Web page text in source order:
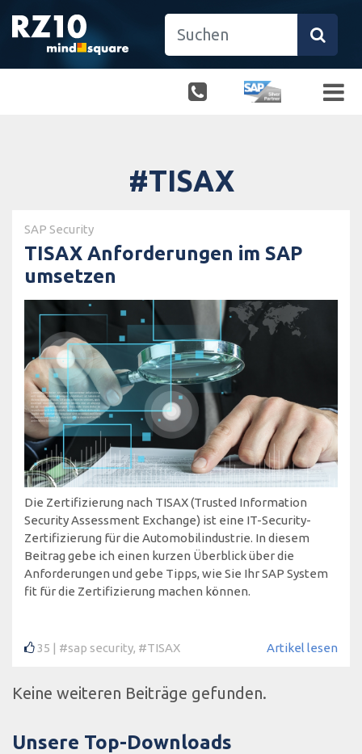
#TISAX
SAP Security
TISAX Anforderungen im SAP
umsetzen
Die Zertifizierung nach TISAX (Trusted Information
Security Assessment Exchange) ist eine IT-Security-
Zertifizierung für die Automobilindustrie. In diesem
Beitrag gebe ich einen kurzen Überblick über die
Anforderungen und gebe Tipps, wie Sie Ihr SAP System
fit für die Zertifizierung machen können.
35 #sap security, #TISAX Artikel lesen
Keine weiteren Beiträge gefunden.
Unsere Top-Downloads